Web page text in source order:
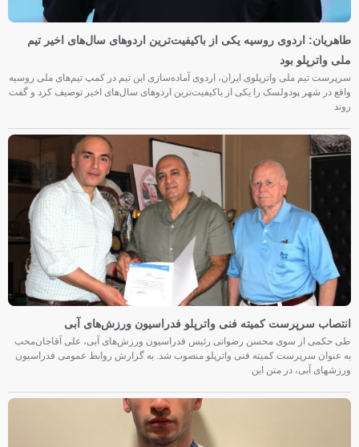
طاهریان: اردوی روسیه یکی از باکیفیت‌ترین اردوهای سال‌های اخیر تیم
ملی واترپلو بود
سرپرست تیم ملی واترپلوی ایران، اردوی آماده‌سازی این تیم در کمپ تیم‌های ملی روسیه
واقع در شهر پودولسک را یکی از باکیفیت‌ترین اردوهای سال‌های اخیر توصیف کرد و گفت
روند
انتصاب سرپرست کمیته فنی واترپلو فدراسیون ورزش‌های آبی
طی حکمی از سوی محسن رضوانی رئیس فدراسیون ورزش‌های آبی، علی آقاجان‌محب
به عنوان سرپرست کمیته فنی واترپلو منصوب شد. به گزارش روابط عمومی فدراسیون
ورزشهای آبی، در متن این